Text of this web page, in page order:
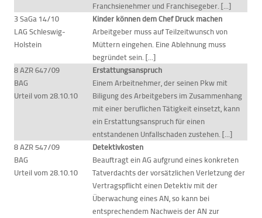
Franchsienehmer und Franchisegeber. [...]
3 SaGa 14/10
LAG Schleswig-
Holstein
Kinder können dem Chef Druck machen
Arbeitgeber muss auf Teilzeitwunsch von
Müttern eingehen. Eine Ablehnung muss
begründet sein. [...]
8 AZR 647/09
BAG
Urteil vom 28.10.10
Erstattungsanspruch
Einem Arbeitnehmer, der seinen Pkw mit
Biligung des Arbeitgebers im Zusammenhang
mit einer beruflichen Tätigkeit einsetzt, kann
ein Erstattungsanspruch für einen
entstandenen Unfallschaden zustehen. [...]
8 AZR 547/09
BAG
Urteil vom 28.10.10
Detektivkosten
Beauftragt ein AG aufgrund eines konkreten
Tatverdachts der vorsätzlichen Verletzung der
Vertragspflicht einen Detektiv mit der
Überwachung eines AN, so kann bei
entsprechendem Nachweis der AN zur